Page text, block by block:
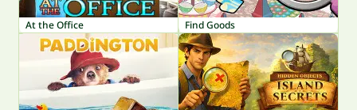
At the Office Find Goods